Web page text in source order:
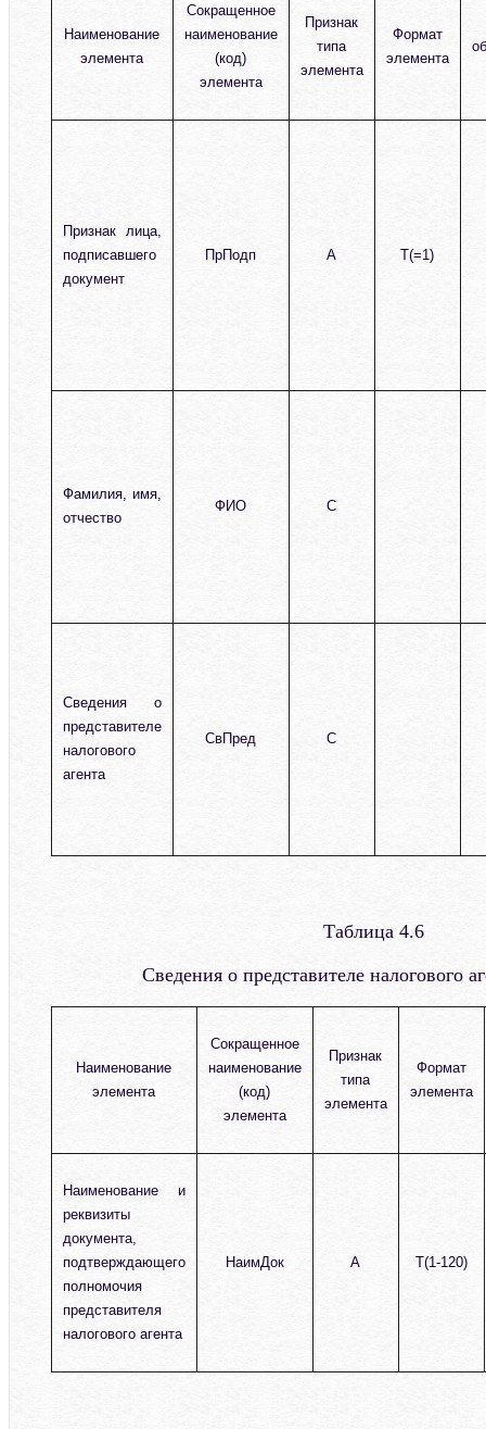
Наименование
элемента
Сокращенное
наименование
(код)
элемента
Признак
типа
элемента
Формат
элемента
Признак лица,
подписавшего
документ
ПрПодп А T(=1)
Фамилия, имя,
отчество
ФИО С
Сведения о
представителе
налогового
агента
СвПред С
Таблица 4.6
Сведения о представителе налогового
Наименование
элемента
Сокращенное
наименование
(код)
элемента
Признак
типа
элемента
Формат
элемента
Наименование и
реквизиты
документа,
подтверждающего
полномочия
представителя
налогового агента
НаимДок А T(1-120)